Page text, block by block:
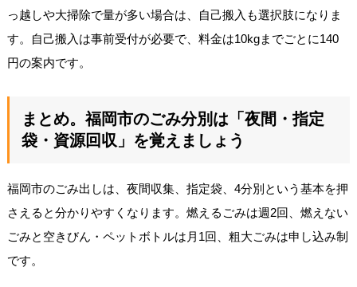
っ越しや大掃除で量が多い場合は、自己搬入も選択肢になりま
す。自己搬入は事前受付が必要で、料金は10kgまでごとに140
円の案内です。
まとめ。福岡市のごみ分別は「夜間・指定
袋・資源回収」を覚えましょう
福岡市のごみ出しは、夜間収集、指定袋、4分別という基本を押
さえると分かりやすくなります。燃えるごみは週2回、燃えない
ごみと空きびん・ペットボトルは月1回、粗大ごみは申し込み制
です。